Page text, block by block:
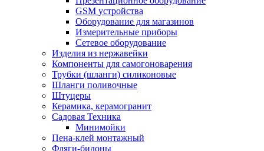
GSM устройства
Оборудование для магазинов
Измерительные приборы
Сетевое оборудование
Изделия из нержавейки
Компоненты для самогоноварения
Трубки (шланги) силиконовые
Шланги поливочные
Штуцеры
Керамика, керамогранит
Садовая Техника
Минимойки
Пена-клей монтажный
Фляги-бидоны